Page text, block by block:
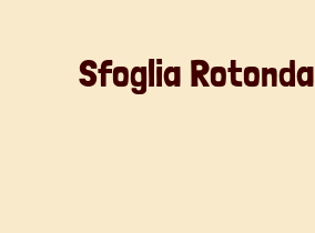
Sfoglia Rotonda